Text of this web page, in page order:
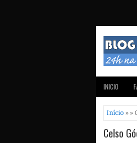
INICIO
Início » »
Celso